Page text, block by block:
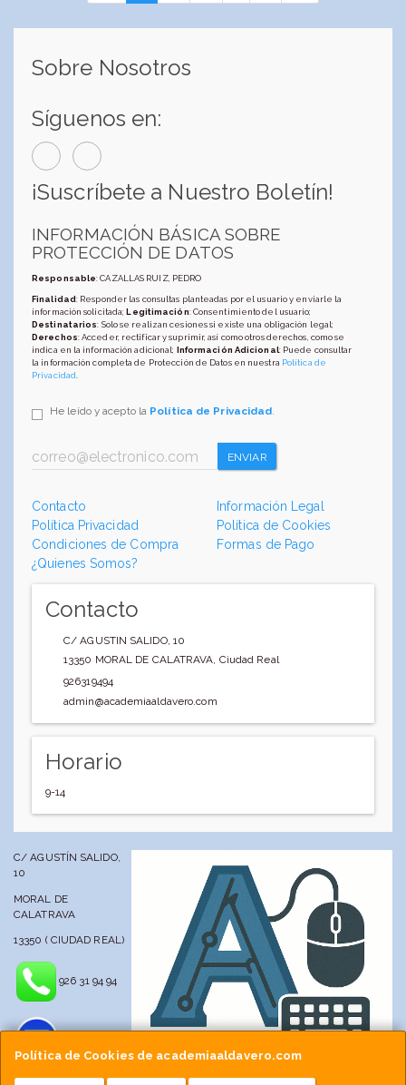
Política de Cookies de academiaaldavero.com
Sobre Nosotros
Síguenos en:
¡Suscríbete a Nuestro Boletín!
INFORMACIÓN BÁSICA SOBRE
PROTECCIÓN DE DATOS
Responsable: CAZALLAS RUIZ, PEDRO
Finalidad: Responder las consultas planteadas por el usuario y enviarle la
información solicitada;Legitimación: Consentimiento del usuario;
Destinatarios: Solo se realizan cesiones si existe una obligación legal;
Derechos: Acceder, rectificar y suprimir, así como otros derechos, como se
indica en la información adicional; Información Adicional: Puede consultar
la información completa de Protección de Datos en nuestra Política de
Privacidad
He leído y acepto la Política de Privacidad.
ENVIAR
Contacto
Información Legal
Política Privacidad
Política de Cookies
Condiciones de Compra
Formas de Pago
¿Quienes Somos?
Contacto
C/ AGUSTIN SALIDO, 10
13350 MORAL DE CALATRAVA, Ciudad Real
926319494
admin@academiaaldavero.com
Horario
9-14
C/ AGUSTÍN SALIDO,
10
MORAL DE
CALATRAVA
13350 ( CIUDAD REAL)
926 31 94 94